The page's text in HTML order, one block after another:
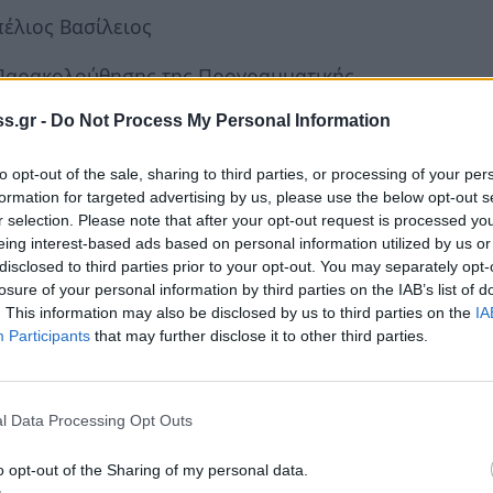
- Do Not Process My Personal Information
opt-out of the sale, sharing to third parties, or processing of your
for targeted advertising by us, please use the below opt-out
selection. Please note that after your opt-out request is processed
interest-based ads based on personal information utilized by us
to third parties prior to your opt-out. You may separately
of your personal information by third parties on the IAB’s list of
This information may also be disclosed by us to third parties on the
Participants that may further disclose it to other third parties.
Data Processing Opt Outs
opt-out of the Sharing of my personal data.
Βασίλειος
της Προγραμματικής
κόμβου στην έξοδο από Κρανίδι
Μαλτέζος
της Προγραμματικής
δικτύου Κρανιδίου».
Μαλτέζος
εγκατάστασης εκδιδομένων προσώπων
Αναστασόπουλος